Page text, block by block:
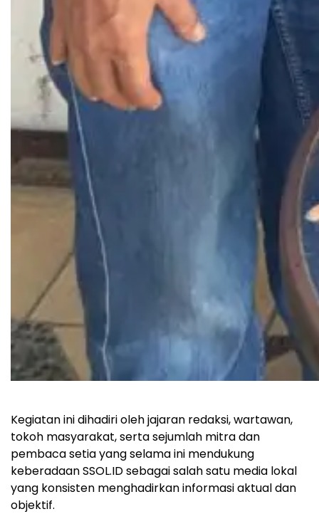
Kegiatan ini dihadiri oleh jajaran redaksi, wartawan,
tokoh masyarakat, serta sejumlah mitra dan
pembaca setia yang selama ini mendukung
keberadaan SSOL.ID sebagai salah satu media lokal
yang konsisten menghadirkan informasi aktual dan
objektif.